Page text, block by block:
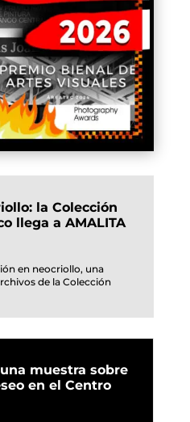
la Colección
llega a AMALITA
en neocriollo, una
de la Colección
muestra sobre
en el Centro